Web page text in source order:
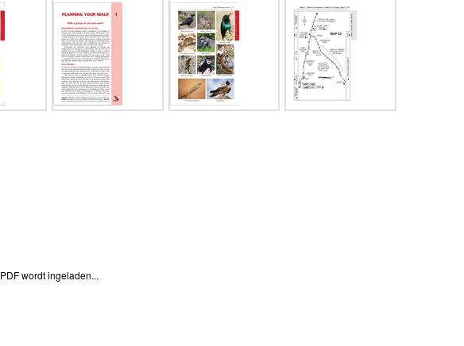
PDF wordt ingeladen...